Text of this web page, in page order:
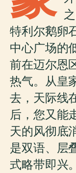
特利尔鹅卵
中心广场的
前在迈尔恩
热气。从皇
去，天际线
后，您又能
天的风彻底
是双语、层
式略带即兴。